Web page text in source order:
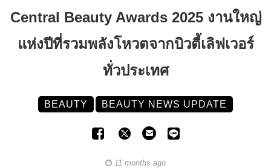
Central Beauty Awards 2025 งานใหญ่
แห่งปีที่รวมพลังโหวตจากบิวตี้เลิฟเวอร์
ทั่วประเทศ
BEAUTY BEAUTY NEWS UPDATE
11 months ago